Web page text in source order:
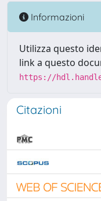
Informazioni
Utilizza questo
link a questo
https://
Citazioni